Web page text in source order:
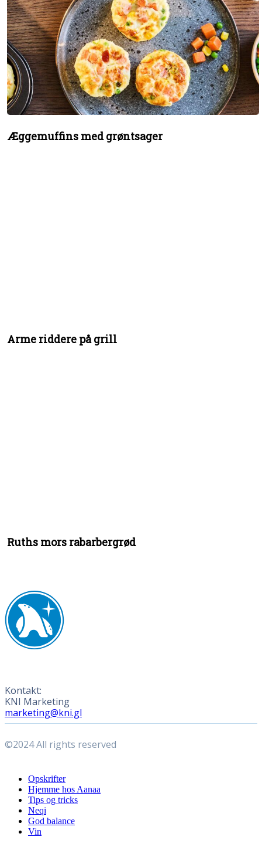
Æggemuffins med grøntsager
Arme riddere på grill
Ruths mors rabarbergrød
Kontakt:
KNI Marketing
marketing@kni.gl
©2024 All rights reserved
Close
Menu
Opskrifter
Hjemme hos Aanaa
Tips og tricks
Neqi
God balance
Vin